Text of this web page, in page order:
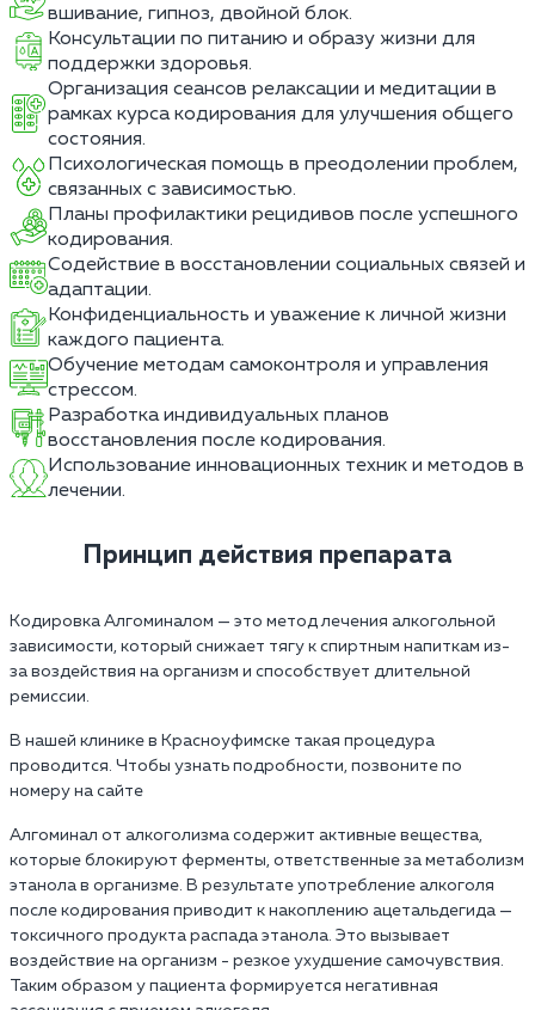
вшивание, гипноз, двойной блок.
Консультации по питанию и образу жизни для
поддержки здоровья.
Организация сеансов релаксации и медитации в
рамках курса кодирования для улучшения общего
состояния.
Психологическая помощь в преодолении проблем,
связанных с зависимостью.
Планы профилактики рецидивов после успешного
кодирования.
Содействие в восстановлении социальных связей и
адаптации.
Конфиденциальность и уважение к личной жизни
каждого пациента.
Обучение методам самоконтроля и управления
стрессом.
Разработка индивидуальных планов
восстановления после кодирования.
Использование инновационных техник и методов в
лечении.
Принцип действия препарата
Кодировка Алгоминалом — это метод лечения алкогольной
зависимости, который снижает тягу к спиртным напиткам из-
за воздействия на организм и способствует длительной
ремиссии.
В нашей клинике в Красноуфимске такая процедура
проводится. Чтобы узнать подробности, позвоните по
номеру на сайте
Алгоминал от алкоголизма содержит активные вещества,
которые блокируют ферменты, ответственные за метаболизм
этанола в организме. В результате употребление алкоголя
после кодирования приводит к накоплению ацетальдегида —
токсичного продукта распада этанола. Это вызывает
воздействие на организм - резкое ухудшение самочувствия.
Таким образом у пациента формируется негативная